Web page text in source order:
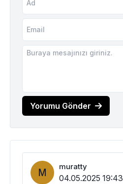
Yorumu Gönder
M muratty
04.05.2025 19:43